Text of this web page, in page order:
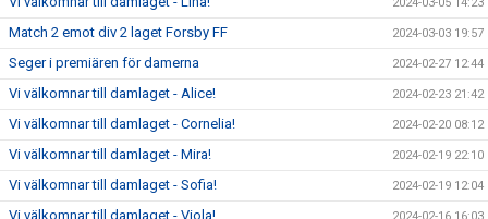
Match 2 emot div 2 laget Forsby FF 2024-03-03 19:57
Seger i premiären för damerna 2024-02-27 12:44
Vi välkomnar till damlaget - Alice! 2024-02-23 21:42
Vi välkomnar till damlaget - Cornelia! 2024-02-20 08:12
Vi välkomnar till damlaget - Mira! 2024-02-19 22:10
Vi välkomnar till damlaget - Sofia! 2024-02-19 12:04
Vi välkomnar till damlaget - Viola! 2024-02-16 16:03